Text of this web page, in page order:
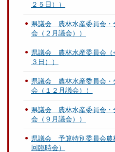
２５日））
県議会 農林水産委員会・
会（２月議会））
県議会 農林水産委員会（
３日））
県議会 農林水産委員会・
会（１２月議会））
県議会 農林水産委員会・
会（９月議会））
県議会 予算特別委員会農
回臨時会）